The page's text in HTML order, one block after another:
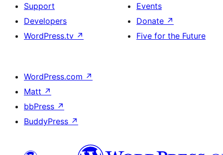
Support
Developers
WordPress.tv ↗
Events
Donate ↗
Five for the Future
WordPress.com ↗
Matt ↗
bbPress ↗
BuddyPress ↗